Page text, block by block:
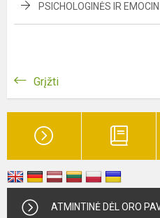
PSICHOLOGINĖS IR
Grįžti
ATMINTINĖ DĖL ORO